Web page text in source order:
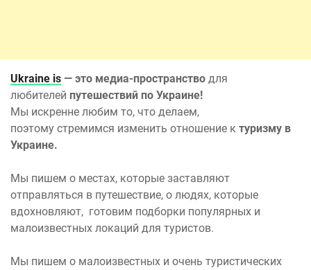
Ukraine is — это медиа-пространство для
любителей путешествий по Украине!
Мы искренне любим то, что делаем,
поэтому стремимся изменить отношение к туризму в
Украине.
Мы пишем о местах, которые заставляют
отправляться в путешествие, о людях, которые
вдохновляют, готовим подборки популярных и
малоизвестных локаций для туристов.
Мы пишем о малоизвестных и очень туристических